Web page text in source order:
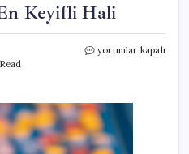
Keyifli Hali
Para
Hali
için
yorumlar kapalı